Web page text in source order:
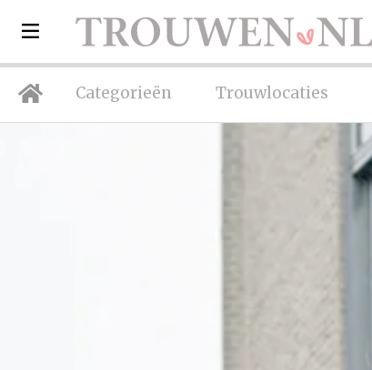
Categorieën Trouwlocaties